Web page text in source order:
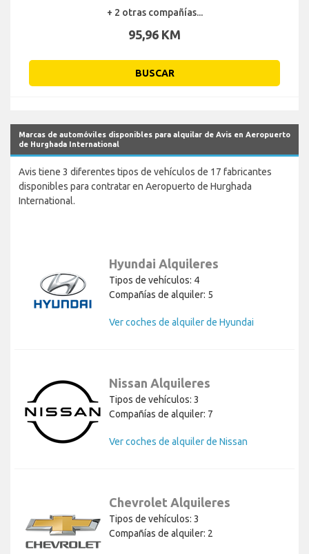
+ 2 otras compañías...
95,96 KM
BUSCAR
Marcas de automóviles disponibles para alquilar de Avis en Aeropuerto
de Hurghada International
Avis tiene 3 diferentes tipos de vehículos de 17 fabricantes
disponibles para contratar en Aeropuerto de Hurghada
International.
Hyundai Alquileres
Tipos de vehículos: 4
Compañías de alquiler: 5
Ver coches de alquiler de Hyundai
Nissan Alquileres
Tipos de vehículos: 3
Compañías de alquiler: 7
Ver coches de alquiler de Nissan
Chevrolet Alquileres
Tipos de vehículos: 3
Compañías de alquiler: 2